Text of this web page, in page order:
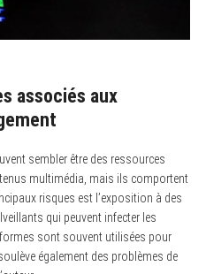
associés aux
sembler être des ressources
multimédia, mais ils comportent
risques est l’exposition à des
qui peuvent infecter les
sont souvent utilisées pour
également des problèmes de